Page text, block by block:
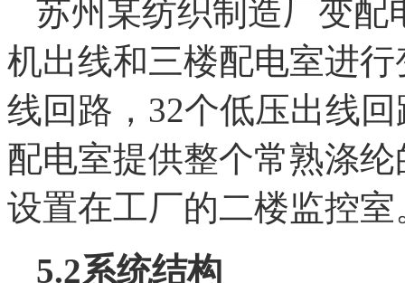
苏州某纺织制造厂变配
机出线和三楼配电室进
线回路，32个低压出线
配电室提供整个常熟涤
设置在工厂的二楼监控室
5.2系统结构